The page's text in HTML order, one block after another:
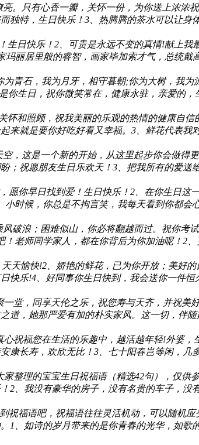
。只有心香一瓣，关怀一份，为你送上浓浓
特，生日快乐！3、热腾腾的茶水可以让身
生日快乐！2、可贵是永远不变的真情!献上我
丽居里般的睿智，画家毕加索才气，总统戴
青石，我为月牙，相守暮朝;你为大树，我为
生日，祝你微笑常在，健康永驻，亲爱的，
怀和照顾，祝我美丽的乐观的热情的健康自
就是要你好吃好看又幸福。3、鲜花代表我
，这是一个新的开始，从这里起步你会做得
；祝愿朋友生日乐欢天！3、把我所有的爱送
愿你早日找到爱！生日快乐！2、在你生日这
时候，你总是不拘言笑，我每天看到你都会
破浪；困难似山，你必将翻越而过。祝你考
老师同学家人，都在你背后为你加油呢！2
天愉快!2、娇艳的鲜花，已为你开放；美好的
乐!4、好同事你生日快到，我会送你一件
堂，同享天伦之乐，祝您寿与天齐，并祝美
道，她那严爱有加的朴实家风。这一切，伴
祝福您在生活的乐趣中，越活越年轻!外婆，
康长寿，欢欣无比！3、七十阳春岂等闲，几
整理的宝宝生日祝福语（精选42句），仅供
、我没有豪华的房子，没有名贵的车子，没
祝福语吧，祝福语往往灵活机动，可以随机
1、如诗的岁月带来的是你青春的光华，如歌